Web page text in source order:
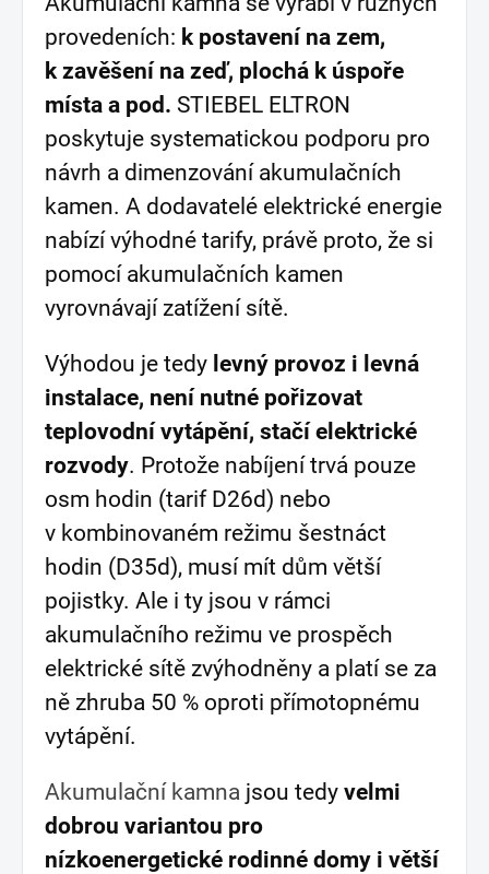
provedeních: k postavení na zem,
k zavěšení na zeď, plochá k úspoře
místa a pod. STIEBEL ELTRON
poskytuje systematickou podporu pro
návrh a dimenzování akumulačních
kamen. A dodavatelé elektrické energie
nabízí výhodné tarify, právě proto, že si
pomocí akumulačních kamen
vyrovnávají zatížení sítě.
Výhodou je tedy levný provoz i levná
instalace, není nutné pořizovat
teplovodní vytápění, stačí elektrické
rozvody. Protože nabíjení trvá pouze
osm hodin (tarif D26d) nebo
v kombinovaném režimu šestnáct
hodin (D35d), musí mít dům větší
pojistky. Ale i ty jsou v rámci
akumulačního režimu ve prospěch
elektrické sítě zvýhodněny a platí se za
ně zhruba 50 % oproti přímotopnému
vytápění.
Akumulační kamna jsou tedy velmi
dobrou variantou pro
nízkoenergetické rodinné domy i větší